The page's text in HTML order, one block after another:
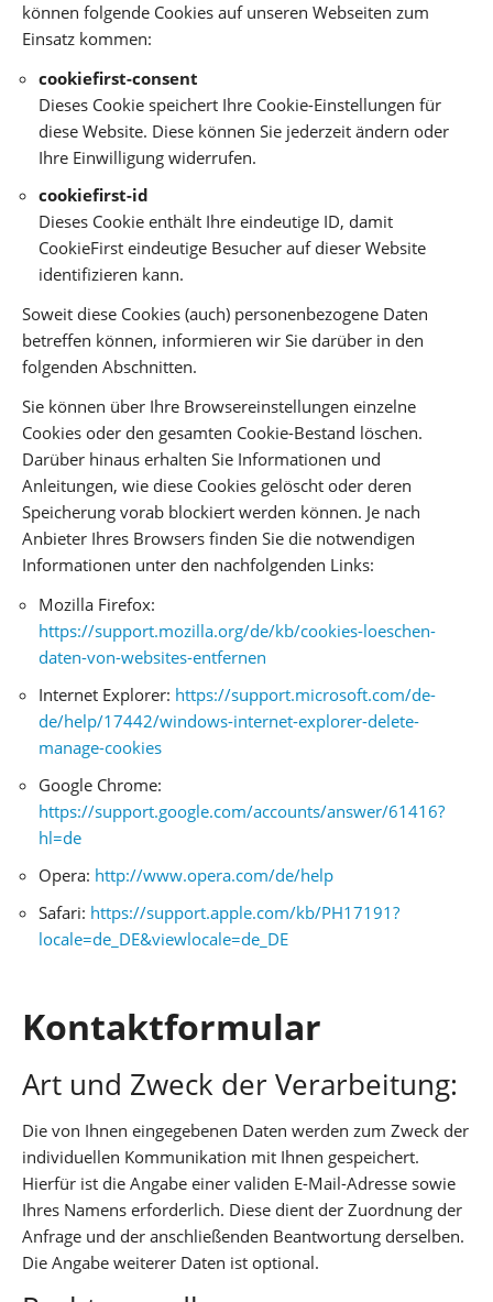
können folgende Cookies auf unseren Webseiten zum
Einsatz kommen:
cookiefirst-consent
Dieses Cookie speichert Ihre Cookie-Einstellungen für
diese Website. Diese können Sie jederzeit ändern oder
Ihre Einwilligung widerrufen.
cookiefirst-id
Dieses Cookie enthält Ihre eindeutige ID, damit
CookieFirst eindeutige Besucher auf dieser Website
identifizieren kann.
Soweit diese Cookies (auch) personenbezogene Daten
betreffen können, informieren wir Sie darüber in den
folgenden Abschnitten.
Sie können über Ihre Browsereinstellungen einzelne
Cookies oder den gesamten Cookie-Bestand löschen.
Darüber hinaus erhalten Sie Informationen und
Anleitungen, wie diese Cookies gelöscht oder deren
Speicherung vorab blockiert werden können. Je nach
Anbieter Ihres Browsers finden Sie die notwendigen
Informationen unter den nachfolgenden Links:
Mozilla Firefox:
https://support.mozilla.org/de/kb/cookies-loeschen-
daten-von-websites-entfernen
Internet Explorer: https://support.microsoft.com/de-
de/help/17442/windows-internet-explorer-delete-
manage-cookies
Google Chrome:
https://support.google.com/accounts/answer/61416?
hl=de
Opera: http://www.opera.com/de/help
Safari: https://support.apple.com/kb/PH17191?
locale=de_DE&viewlocale=de_DE
Kontaktformular
Art und Zweck der Verarbeitung:
Die von Ihnen eingegebenen Daten werden zum Zweck der
individuellen Kommunikation mit Ihnen gespeichert.
Hierfür ist die Angabe einer validen E-Mail-Adresse sowie
Ihres Namens erforderlich. Diese dient der Zuordnung der
Anfrage und der anschließenden Beantwortung derselben.
Die Angabe weiterer Daten ist optional.